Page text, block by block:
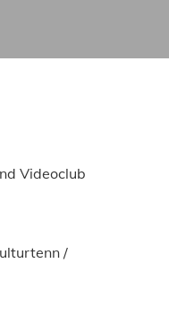
Videoclub
/